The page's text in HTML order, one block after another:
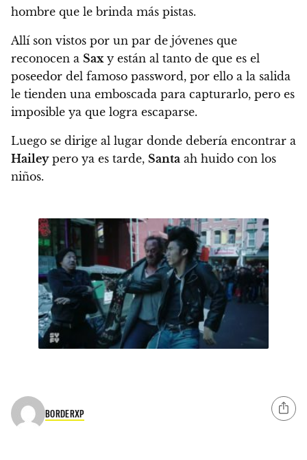
hombre que le brinda más pistas.
Allí son vistos por un par de jóvenes que
reconocen a Saxy están al tanto de que es el
poseedor del famoso password, por ello a la salida
le tienden una emboscada para capturarlo, pero es
imposible ya que logra escaparse.
Luego se dirige al lugar donde debería encontrar a
Haileypero ya es tarde, Santa ah huido con los
niños.
BORDERXP